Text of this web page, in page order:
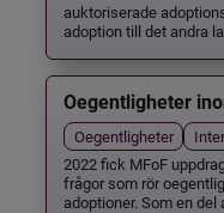
auktoriserade
adoption till det andra
Oegentligheter
Oegentligheter
2022 fick MFoF
frågor som rör
adoptioner. Som en del